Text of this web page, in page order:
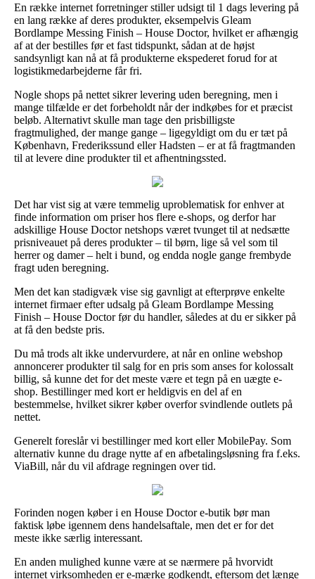
En række internet forretninger stiller udsigt til 1 dags levering på
en lang række af deres produkter, eksempelvis Gleam
Bordlampe Messing Finish – House Doctor, hvilket er afhængig
af at der bestilles før et fast tidspunkt, sådan at de højst
sandsynligt kan nå at få produkterne ekspederet forud for at
logistikmedarbejderne får fri.
Nogle shops på nettet sikrer levering uden beregning, men i
mange tilfælde er det forbeholdt når der indkøbes for et præcist
beløb. Alternativt skulle man tage den prisbilligste
fragtmulighed, der mange gange – ligegyldigt om du er tæt på
København, Frederikssund eller Hadsten – er at få fragtmanden
til at levere dine produkter til et afhentningssted.
Det har vist sig at være temmelig uproblematisk for enhver at
finde information om priser hos flere e-shops, og derfor har
adskillige House Doctor netshops været tvunget til at nedsætte
prisniveauet på deres produkter – til børn, lige så vel som til
herrer og damer – helt i bund, og endda nogle gange frembyde
fragt uden beregning.
Men det kan stadigvæk vise sig gavnligt at efterprøve enkelte
internet firmaer efter udsalg på Gleam Bordlampe Messing
Finish – House Doctor før du handler, således at du er sikker på
at få den bedste pris.
Du må trods alt ikke undervurdere, at når en online webshop
annoncerer produkter til salg for en pris som anses for kolossalt
billig, så kunne det for det meste være et tegn på en uægte e-
shop. Bestillinger med kort er heldigvis en del af en
bestemmelse, hvilket sikrer køber overfor svindlende outlets på
nettet.
Generelt foreslår vi bestillinger med kort eller MobilePay. Som
alternativ kunne du drage nytte af en afbetalingsløsning fra f.eks.
ViaBill, når du vil afdrage regningen over tid.
Forinden nogen køber i en House Doctor e-butik bør man
faktisk løbe igennem dens handelsaftale, men det er for det
meste ikke særlig interessant.
En anden mulighed kunne være at se nærmere på hvorvidt
internet virksomheden er e-mærke godkendt, eftersom det længe